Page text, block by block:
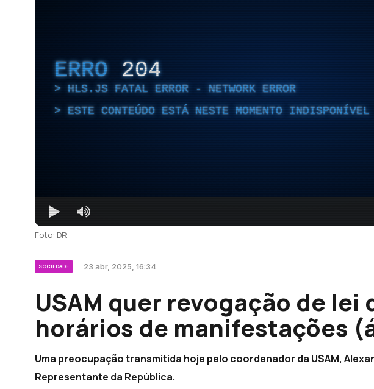
ERRO 204
HLS.JS FATAL ERROR - NETWORK ERROR
ESTE CONTEÚDO ESTÁ NESTE MOMENTO INDISPONÍVEL
Foto: DR
SOCIEDADE 23 abr, 2025, 16:34
USAM quer revogação de lei
horários de manifestações
Uma preocupação transmitida hoje pelo coordenador da USAM,
Representante da República.